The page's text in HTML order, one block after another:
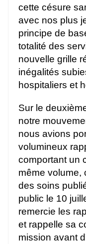
cette césure
avec nos plus
principe de
totalité des
nouvelle grille
inégalités
hospitaliers et
Sur le
notre
nous avions
volumineux
comportant un
même volume,
des soins
public le 10
remercie les
et rappelle sa
mission avant